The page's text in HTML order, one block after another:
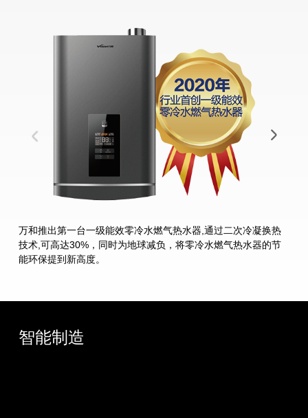
万和推出第一台一级能效零冷水燃气热水器,通过二次冷凝换热
技术,可高达30%，同时为地球减负，将零冷水燃气热水器的节
能环保提到新高度。
智能制造